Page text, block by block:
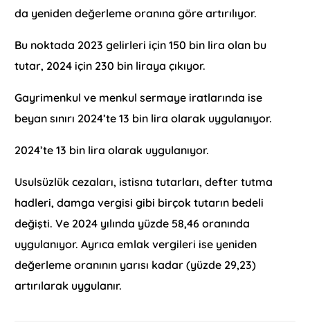
da yeniden değerleme oranına göre artırılıyor.
Bu noktada 2023 gelirleri için 150 bin lira olan bu
tutar, 2024 için 230 bin liraya çıkıyor.
Gayrimenkul ve menkul sermaye iratlarında ise
beyan sınırı 2024’te 13 bin lira olarak uygulanıyor.
2024’te 13 bin lira olarak uygulanıyor.
Usulsüzlük cezaları, istisna tutarları, defter tutma
hadleri, damga vergisi gibi birçok tutarın bedeli
değişti. Ve 2024 yılında yüzde 58,46 oranında
uygulanıyor. Ayrıca emlak vergileri ise yeniden
değerleme oranının yarısı kadar (yüzde 29,23)
artırılarak uygulanır.